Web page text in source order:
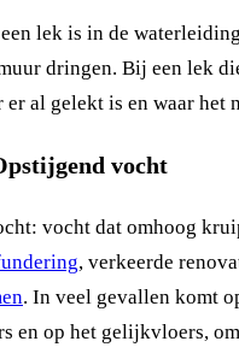
lek is in de
dringen. Bij een lek
er al gelekt is en waar het
vocht
vocht dat omhoog
, verkeerde
. In veel gevallen komt
en op het gelijkvloers,